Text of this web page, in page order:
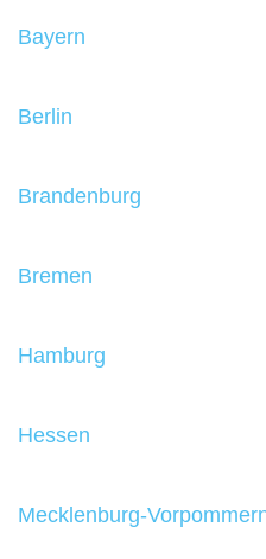
Bayern
Berlin
Brandenburg
Bremen
Hamburg
Hessen
Mecklenburg-